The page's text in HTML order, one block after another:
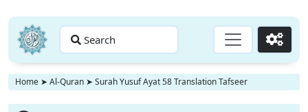
Search Go
Home ➤ Al-Quran ➤ Surah Yusuf Ayat 58 Translation Tafseer